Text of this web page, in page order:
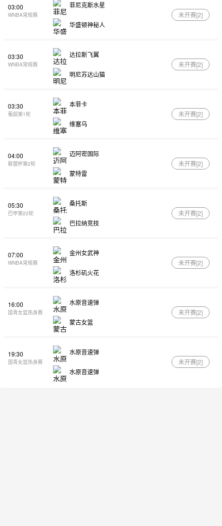
03:00
WNBA常规赛
菲尼克斯水星
华盛顿神秘人
未开赛[2]
03:30
WNBA常规赛
达拉斯飞翼
明尼苏达山猫
未开赛[2]
03:30
葡超第1轮
本菲卡
维塞乌
未开赛[2]
04:00
联盟杯第2轮
迈阿密国际
蒙特雷
未开赛[2]
05:30
巴甲第22轮
桑托斯
巴拉纳竞技
未开赛[2]
07:00
WNBA常规赛
金州女武神
洛杉矶火花
未开赛[2]
16:00
国青女篮热身赛
水原音速弹
蒙古女篮
未开赛[2]
19:30
国青女篮热身赛
水原音速弹
水原音速弹
未开赛[2]